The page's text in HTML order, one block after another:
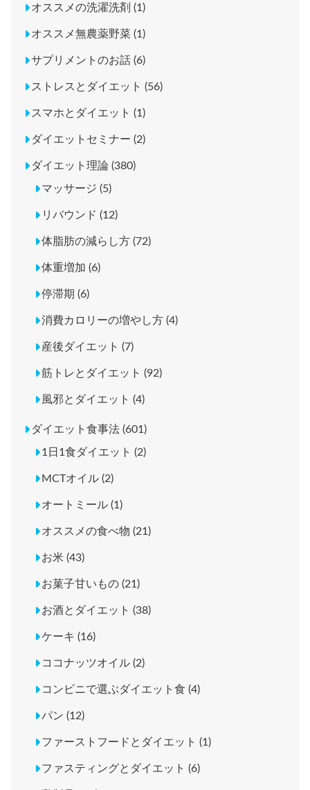
オススメの洗濯洗剤 (1)
オススメ無農薬野菜 (1)
サプリメントのお話 (6)
ストレスとダイエット (56)
スマホとダイエット (1)
ダイエットセミナー (2)
ダイエット理論 (380)
マッサージ (5)
リバウンド (12)
体脂肪の減らし方 (72)
体重増加 (6)
停滞期 (6)
消費カロリーの増やし方 (4)
産後ダイエット (7)
筋トレとダイエット (92)
風邪とダイエット (4)
ダイエット食事法 (601)
1日1食ダイエット (2)
MCTオイル (2)
オートミール (1)
オススメの食べ物 (21)
お米 (43)
お菓子甘いもの (21)
お酒とダイエット (38)
ケーキ (16)
ココナッツオイル (2)
コンビニで選ぶダイエット食 (4)
パン (12)
ファーストフードとダイエット (1)
ファスティングとダイエット (6)